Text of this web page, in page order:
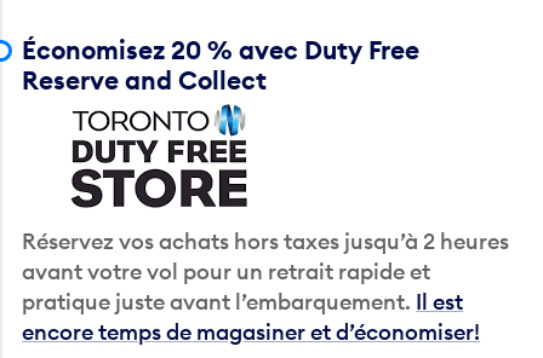
Économisez 20 % avec Duty Free
Reserve and Collect
Réservez vos achats hors taxes jusqu’à 2 heures
avant votre vol pour un retrait rapide et
pratique juste avant l’embarquement. Il est
encore temps de magasiner et d’économiser!